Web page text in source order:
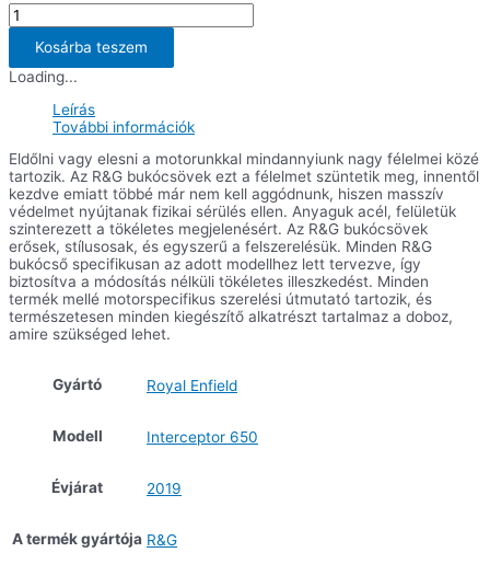
Bukócsövek
Royal
Enfield
Interceptor
650
Continental
GT
650
’19-
mennyiség
Kosárba teszem
Loading...
Leírás
További információk
Eldőlni vagy elesni a motorunkkal mindannyiunk nagy félelmei közé
tartozik. Az R&G bukócsövek ezt a félelmet szüntetik meg, innentől
kezdve emiatt többé már nem kell aggódnunk, hiszen masszív
védelmet nyújtanak fizikai sérülés ellen. Anyaguk acél, felületük
szinterezett a tökéletes megjelenésért. Az R&G bukócsövek
erősek, stílusosak, és egyszerű a felszerelésük. Minden R&G
bukócső specifikusan az adott modellhez lett tervezve, így
biztosítva a módosítás nélküli tökéletes illeszkedést. Minden
termék mellé motorspecifikus szerelési útmutató tartozik, és
természetesen minden kiegészítő alkatrészt tartalmaz a doboz,
amire szükséged lehet.
Gyártó Royal Enfield
Modell Interceptor 650
Évjárat 2019
A termék gyártója R&G